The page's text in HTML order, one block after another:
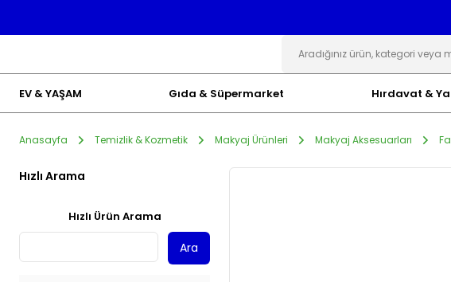
EV & YAŞAM Gıda & Süpermarket Hırdavat &
Anasayfa Temizlik & Kozmetik Makyaj Ürünleri Makyaj Aksesuarları
Hızlı Arama
Hızlı Ürün Arama
Ara